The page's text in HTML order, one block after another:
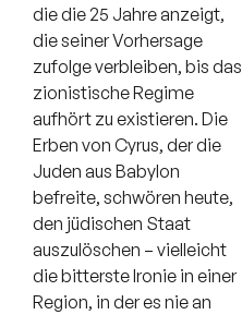
die die 25 Jahre anzeigt,
die seiner Vorhersage
zufolge verbleiben, bis das
zionistische Regime
aufhört zu existieren. Die
Erben von Cyrus, der die
Juden aus Babylon
befreite, schwören heute,
den jüdischen Staat
auszulöschen – vielleicht
die bitterste Ironie in einer
Region, in der es nie an